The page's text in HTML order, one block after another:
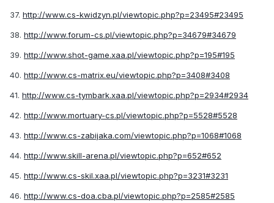
37. http://www.cs-kwidzyn.pl/viewtopic.php?p=23495#23495
38. http://www.forum-cs.pl/viewtopic.php?p=34679#34679
39. http://www.shot-game.xaa.pl/viewtopic.php?p=195#195
40. http://www.cs-matrix.eu/viewtopic.php?p=3408#3408
41. http://www.cs-tymbark.xaa.pl/viewtopic.php?p=2934#2934
42. http://www.mortuary-cs.pl/viewtopic.php?p=5528#5528
43. http://www.cs-zabijaka.com/viewtopic.php?p=1068#1068
44. http://www.skill-arena.pl/viewtopic.php?p=652#652
45. http://www.cs-skil.xaa.pl/viewtopic.php?p=3231#3231
46. http://www.cs-doa.cba.pl/viewtopic.php?p=2585#2585